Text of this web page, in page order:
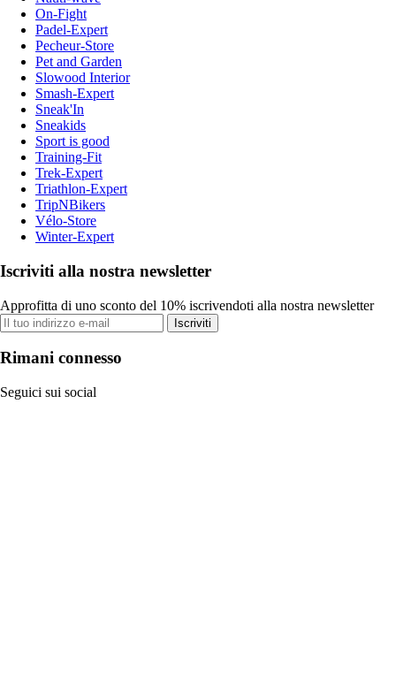
On-Fight
Padel-Expert
Pecheur-Store
Pet and Garden
Slowood Interior
Smash-Expert
Sneak'In
Sneakids
Sport is good
Training-Fit
Trek-Expert
Triathlon-Expert
TripNBikers
Vélo-Store
Winter-Expert
Iscriviti alla nostra newsletter
Approfitta di uno sconto del 10% iscrivendoti alla nostra newsletter
Iscriviti
Rimani connesso
Seguici sui social